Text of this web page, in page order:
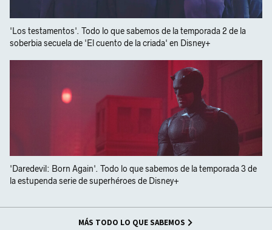
'Los testamentos'. Todo lo que sabemos de la temporada 2 de la
soberbia secuela de 'El cuento de la criada' en Disney+
'Daredevil: Born Again'. Todo lo que sabemos de la temporada 3 de
la estupenda serie de superhéroes de Disney+
MÁS TODO LO QUE SABEMOS